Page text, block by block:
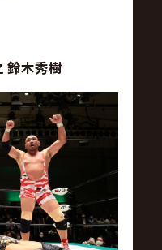
鈴木秀樹